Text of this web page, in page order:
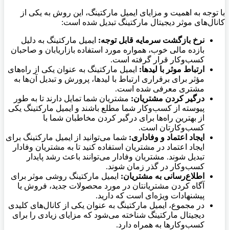
با توجه به اهمیت و مزایای ایمیل مارکتینگ، این روش به یکی از
کانال‌های موثر دیجیتال مارکتینگ تبدیل شده است:
نرخ بازگشت سرمایه قابل توجه: ایمیل مارکتینگ به دلیل
بازده مالی خوب، همواره مورد استفاده بازاریابان و صاحبان
کسب‌وکار قرار گرفته است.
ارتباط موثر با لیدها: ایمیل مارکتینگ به عنوان یکی از راه‌های
مؤثر برای برقراری ارتباط با لیدها، پرورش و تبدیل آن‌ها به
مشتری معرفی شده است.
درگیر کردن مشتریان: مشتریان شما تمایل دارند تا به طور
پیوسته از کسب‌وکار شما مطلع باشند و ایمیل مارکتینگ یکی
از بهترین راه‌ها برای درگیر کردن مخاطبان شما با
کسب‌وکارتان است.
ایجاد اعتماد و وفاداری: شما می‌توانید از ایمیل مارکتینگ برای
ایجاد اعتماد در مشتریان استفاده کنید تا به مشتریان وفادار
تبدیل شوند. مشتریان وفادار می‌توانند باعث رشد پایدار
کسب‌وکار در گذر زمان شوند.
اطلاع‌رسانی به مشتریان: ایمیل مارکتینگ روشی موثر برای
آگاه کردن مشتریانتان در مورد محصولات جدید، فروش یا
پیشنهادات ویژه‌ای است که دارید.
در مجموع، ایمیل مارکتینگ به عنوان یکی از کانال‌های کلیدی
دیجیتال مارکتینگ شناخته می‌شود که مزایای زیادی را برای
کسب‌وکارها به همراه دارد.